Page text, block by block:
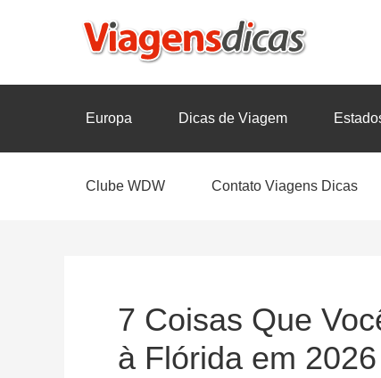
Europa Dicas de Viagem
Clube WDW Contato Viagens Dicas
7 Coisas Que
à Flórida em 2026